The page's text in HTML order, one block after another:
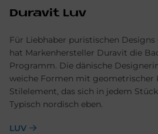
Du­ra­vit Luv
Für Liebhaber puristischen
hat Markenhersteller Duravit die
Programm. Die dänische
weiche Formen mit geometrischer
Stilelement, das sich in jedem
Typisch nordisch eben.
LUV